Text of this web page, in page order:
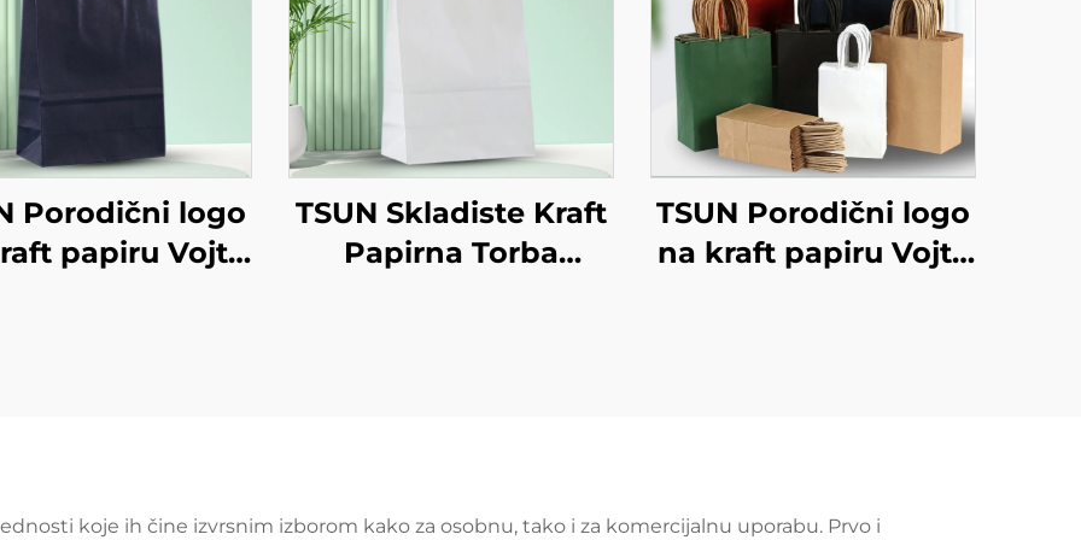
Porodični logo
papiru Vojta
TSUN Skladiste Kraft
Papirna Torba
TSUN Porodični logo
na kraft papiru Vojta
koje ih čine izvrsnim izborom kako za osobnu, tako i za komercijalnu uporabu. Prvo i